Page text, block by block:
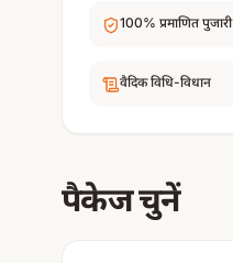
100% प्रमाणित पुजारी
वैदिक विधि-विधान
पैकेज चुनें